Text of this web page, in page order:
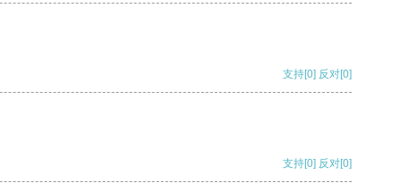
支持[0] 反对[0]
支持[0] 反对[0]